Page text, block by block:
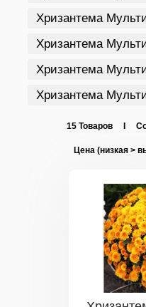
Хризантема
Хризантема
Хризантема
Хризантема
15 Товаров I